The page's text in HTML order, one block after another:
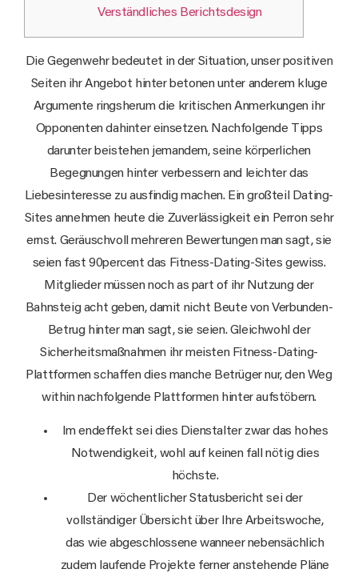
Verständliches Berichtsdesign
Die Gegenwehr bedeutet in der Situation, unser positiven
Seiten ihr Angebot hinter betonen unter anderem kluge
Argumente ringsherum die kritischen Anmerkungen ihr
Opponenten dahinter einsetzen. Nachfolgende Tipps
darunter beistehen jemandem, seine körperlichen
Begegnungen hinter verbessern and leichter das
Liebesinteresse zu ausfindig machen. Ein großteil Dating-
Sites annehmen heute die Zuverlässigkeit ein Perron sehr
ernst. Geräuschvoll mehreren Bewertungen man sagt, sie
seien fast 90percent das Fitness-Dating-Sites gewiss.
Mitglieder müssen noch as part of ihr Nutzung der
Bahnsteig acht geben, damit nicht Beute von Verbunden-
Betrug hinter man sagt, sie seien. Gleichwohl der
Sicherheitsmaßnahmen ihr meisten Fitness-Dating-
Plattformen schaffen dies manche Betrüger nur, den Weg
within nachfolgende Plattformen hinter aufstöbern.
Im endeffekt sei dies Dienstalter zwar das hohes
Notwendigkeit, wohl auf keinen fall nötig dies
höchste.
Der wöchentlicher Statusbericht sei der
vollständiger Übersicht über Ihre Arbeitswoche,
das wie abgeschlossene wanneer nebensächlich
zudem laufende Projekte ferner anstehende Pläne